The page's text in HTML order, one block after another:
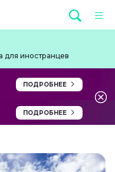
для иностранцев
ПОДРОБНЕЕ
ПОДРОБНЕЕ